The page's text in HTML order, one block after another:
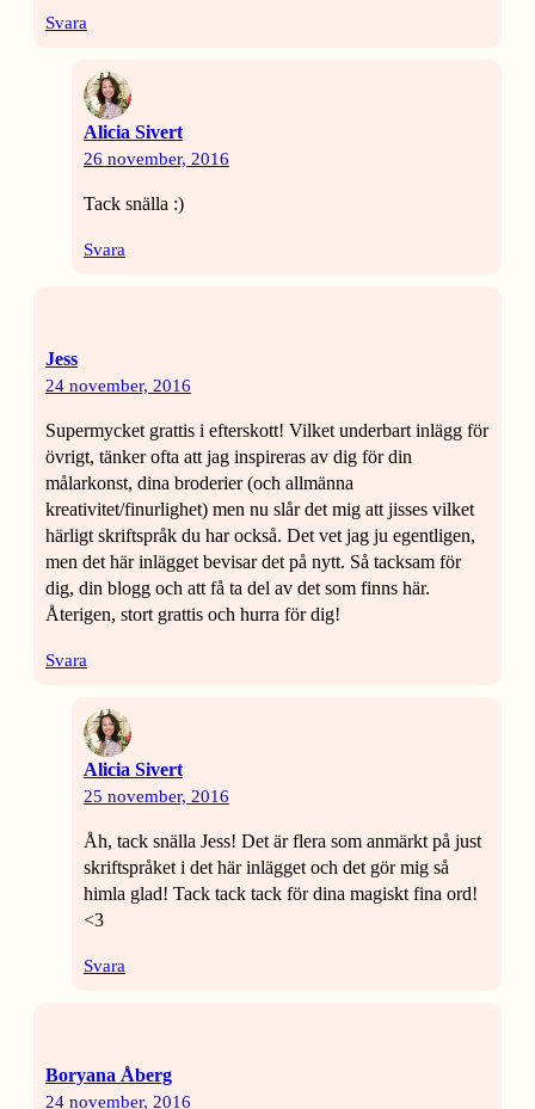
Svara
Alicia Sivert
26 november, 2016
Tack snälla :)
Svara
Jess
24 november, 2016
Supermycket grattis i efterskott! Vilket underbart inlägg för
övrigt, tänker ofta att jag inspireras av dig för din
målarkonst, dina broderier (och allmänna
kreativitet/finurlighet) men nu slår det mig att jisses vilket
härligt skriftspråk du har också. Det vet jag ju egentligen,
men det här inlägget bevisar det på nytt. Så tacksam för
dig, din blogg och att få ta del av det som finns här.
Återigen, stort grattis och hurra för dig!
Svara
Alicia Sivert
25 november, 2016
Åh, tack snälla Jess! Det är flera som anmärkt på just
skriftspråket i det här inlägget och det gör mig så
himla glad! Tack tack tack för dina magiskt fina ord!
<3
Svara
Boryana Åberg
24 november, 2016